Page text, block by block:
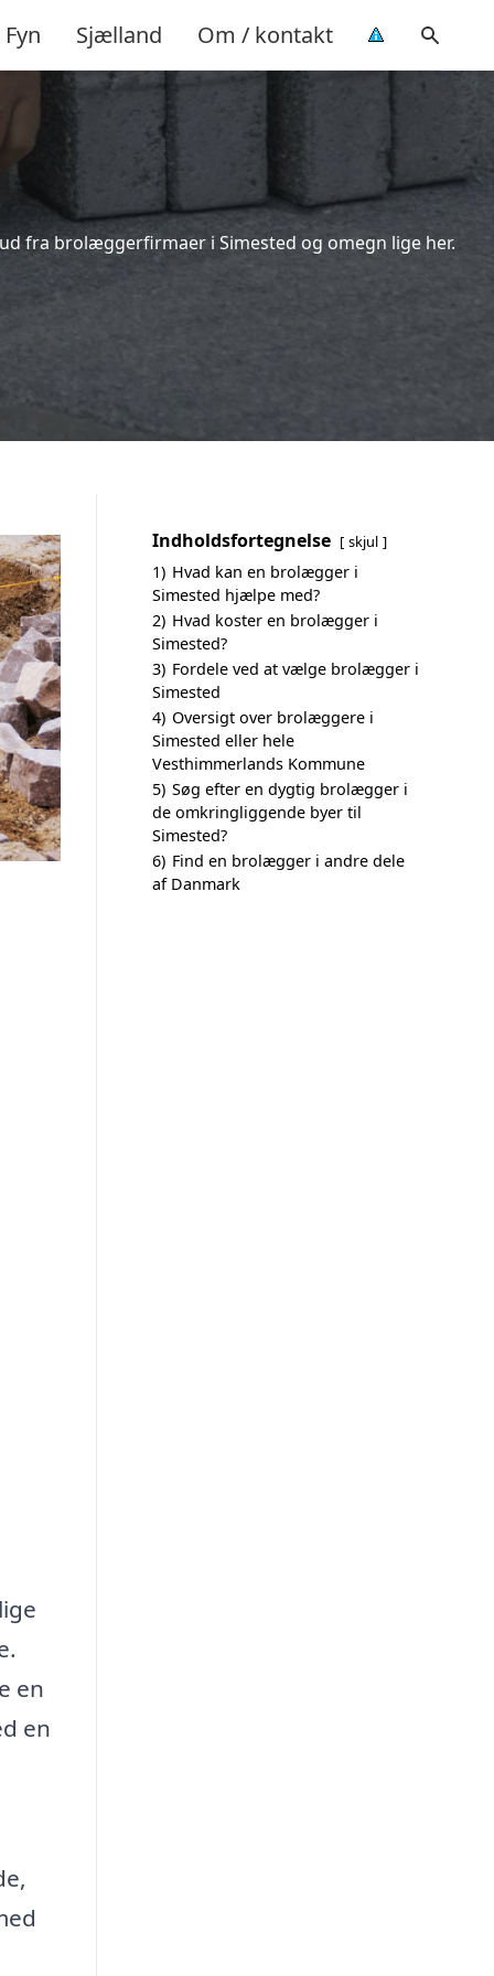
Fyn Sjælland Om / kontakt
fra brolæggerfirmaer i Simested og omegn lige her.
en
en
Indholdsfortegnelse skjul
1) Hvad kan en brolægger i
Simested hjælpe med?
2) Hvad koster en brolægger i
Simested?
3) Fordele ved at vælge brolægger i
Simested
4) Oversigt over brolæggere i
Simested eller hele
Vesthimmerlands Kommune
5) Søg efter en dygtig brolægger i
de omkringliggende byer til
Simested?
6) Find en brolægger i andre dele
af Danmark